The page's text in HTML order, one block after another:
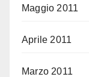
Maggio 2011
Aprile 2011
Marzo 2011